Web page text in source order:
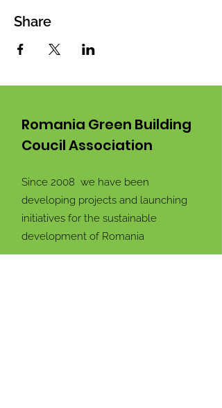
Share
Romania Green Building
Coucil Association
Since 2008 we have been
developing projects and launching
initiatives for the sustainable
development of Romania